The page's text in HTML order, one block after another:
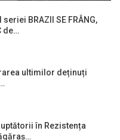
BRAZII SE FRÂNG,
de…
ultimilor deținuți
în Rezistența